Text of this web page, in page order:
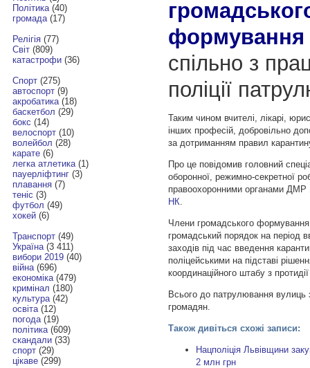
Політика(40)
громада(17)
Релігія(77)
Світ(809)
катастрофи(36)
Спорт(275)
автоспорт(9)
акробатика(18)
баскетбол (29)
бокс (14)
велоспорт(10)
волейбол (28)
карате(6)
легка атлетика(1)
пауерліфтинг(3)
плавання(7)
теніс (3)
футбол (49)
хокей(6)
Транспорт(49)
Україна(3 411)
вибори 2019(40)
війна(696)
економіка(479)
кримінал (180)
культура(42)
освіта(12)
погода(19)
політика(609)
скандали(33)
спорт(29)
цікаве(299)
формування
спільно з
поліції
Таким чином вчителі, лікарі,
інших професій, добровільно
за дотриманням правил
Про це повідомив головний
оборонної, режимно-секретної
правоохоронними органами
НК
Члени громадського
громадський порядок на період
заходів під час введення
поліцейськими на підставі
координаційного штабу з
Всього до патрулювання вулиць
громадян.
Також дивіться схожі записи:
Нацполіція Львівщини
2 млн грн